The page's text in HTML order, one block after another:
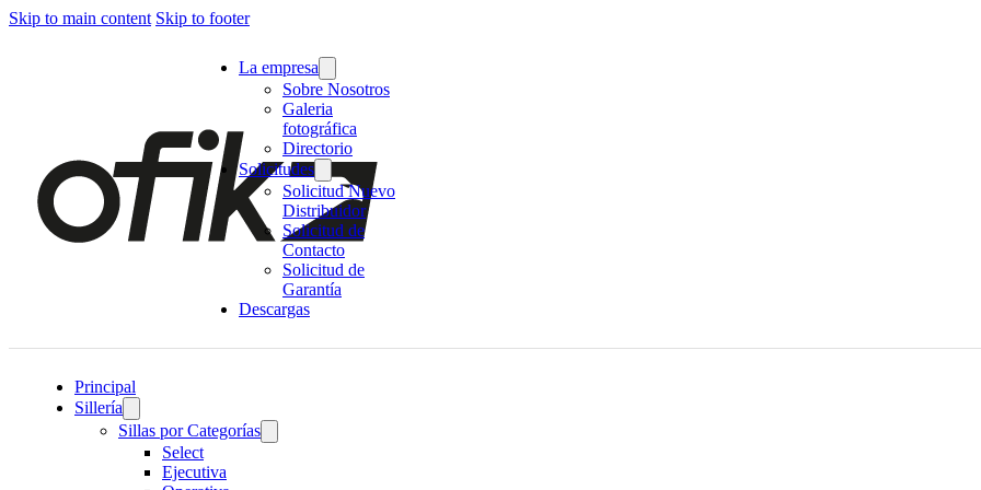
Skip to main content Skip to footer
La empresa
Sobre Nosotros
Galeria
fotográfica
Directorio
Solicitudes
Solicitud Nuevo
Distribuidor
Solicitud de
Contacto
Solicitud de
Garantía
Descargas
Principal
Sillería
Sillas por Categorías
Select
Ejecutiva